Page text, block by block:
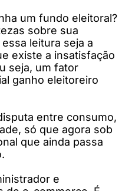
um fundo eleitoral?
sobre sua
leitura seja a
existe a insatisfação
seja, um fator
ganho eleitoreiro
entre consumo,
só que agora sob
que ainda passa
e